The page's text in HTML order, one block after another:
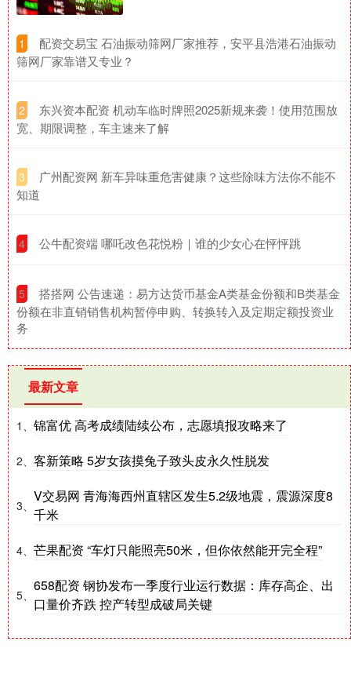
1
​配资交易宝 石油振动筛网厂家推荐，安平县浩港石油振动
筛网厂家靠谱又专业？
2
​东兴资本配资 机动车临时牌照2025新规来袭！使用范围放
宽、期限调整，车主速来了解
3
​广州配资网 新车异味重危害健康？这些除味方法你不能不
知道
4 ​公牛配资端 哪吒改色花悦粉｜谁的少女心在怦怦跳
5
​搭搭网 公告速递：易方达货币基金A类基金份额和B类基金
份额在非直销销售机构暂停申购、转换转入及定期定额投资业
务
最新文章
1、 锦富优 高考成绩陆续公布，志愿填报攻略来了
2、 客新策略 5岁女孩摸兔子致头皮永久性脱发
3、
V交易网 青海海西州直辖区发生5.2级地震，震源深度8
千米
4、 芒果配资 “车灯只能照亮50米，但你依然能开完全程”
5、
658配资 钢协发布一季度行业运行数据：库存高企、出
口量价齐跌 控产转型成破局关键